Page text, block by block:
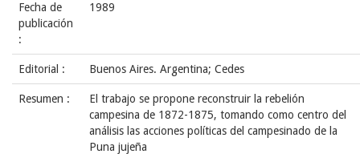
Fecha de
publicación
:
1989
Editorial : Buenos Aires. Argentina; Cedes
Resumen :
El trabajo se propone reconstruir la rebelión
campesina de 1872-1875, tomando como centro del
análisis las acciones políticas del campesinado de la
Puna jujeña